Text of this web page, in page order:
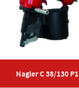
Nagler C 38/130 P1